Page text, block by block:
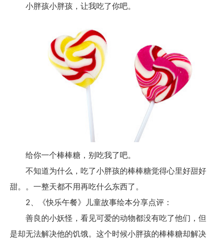
小胖孩小胖孩，让我吃了你吧。
给你一个棒棒糖，别吃我了吧。
不知道为什么，吃了小胖孩的棒棒糖觉得心里好甜好
甜。。一整天都不用再吃什么东西了。
2、《快乐午餐》儿童故事绘本分享点评：
善良的小妖怪，看见可爱的动物都没有吃了他们，但
是却无法解决他的饥饿。这个时候小胖孩的棒棒糖却解决